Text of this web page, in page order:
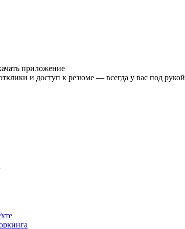
приложение
и доступ к резюме — всегда у вас под рукой